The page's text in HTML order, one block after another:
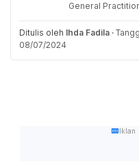
General
Ditulis oleh Ihda Fadila ·
08/07/2024
Iklan